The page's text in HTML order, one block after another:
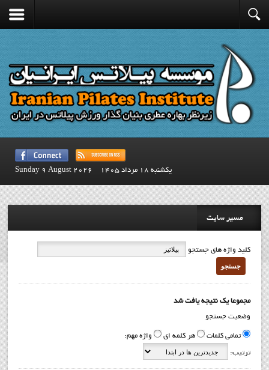
يكشنبه 18 مرداد 1405 Sunday 9 August 2026
مسیر سایت
کلید واژه های جستجو
جستجو
مجموعا یک نتیجه یافت شد
وضعیت جستجو
تمامی کلمات هر کلمه ای واژه مهم:
ترتیب: